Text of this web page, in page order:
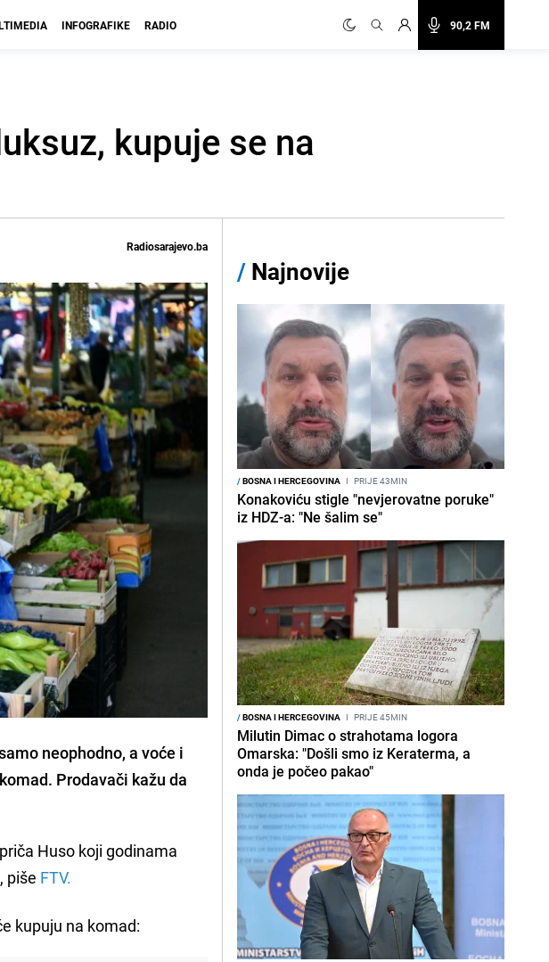
90,2 FM
INFOGRAFIKE RADIO
kupuje se na
Radiosarajevo.ba
neophodno, a voće i
Prodavači kažu da
Huso koji godinama
piše FTV.
kupuju na komad:
/ Najnovije
/BOSNA I HERCEGOVINA I PRIJE 43MIN
Konakoviću stigle "nevjerovatne poruke"
iz HDZ-a: "Ne šalim se"
/BOSNA I HERCEGOVINA I PRIJE 45MIN
Milutin Dimac o strahotama logora
Omarska: "Došli smo iz Keraterma, a
onda je počeo pakao"